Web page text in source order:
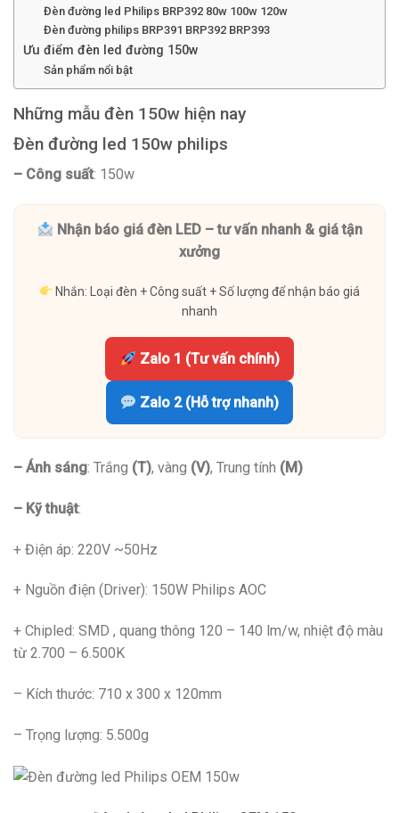
Đèn đường led Philips BRP392 80w 100w 120w
Đèn đường philips BRP391 BRP392 BRP393
Ưu điểm đèn led đường 150w
Sản phẩm nổi bật
Những mẫu đèn 150w hiện nay
Đèn đường led 150w philips
– Công suất: 150w
Nhận báo giá đèn LED – tư vấn nhanh & giá tận
xưởng
Nhắn: Loại đèn + Công suất + Số lượng để nhận báo giá
nhanh
Zalo 1 (Tư vấn chính)
Zalo 2 (Hỗ trợ nhanh)
– Ánh sáng: Trắng (T), vàng (V), Trung tính (M)
– Kỹ thuật:
+ Điện áp: 220V ~50Hz
+ Nguồn điện (Driver): 150W Philips AOC
+ Chipled: SMD , quang thông 120 – 140 lm/w, nhiệt độ màu
từ 2.700 – 6.500K
– Kích thước: 710 x 300 x 120mm
– Trọng lượng: 5.500g